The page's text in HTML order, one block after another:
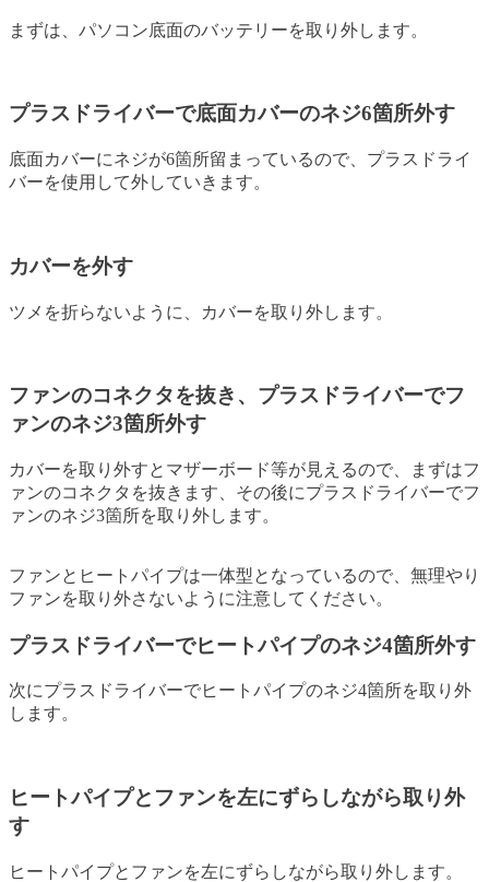
まずは、パソコン底面のバッテリーを取り外します。
プラスドライバーで底面カバーのネジ6箇所外す
底面カバーにネジが6箇所留まっているので、プラスドライ
バーを使用して外していきます。
カバーを外す
ツメを折らないように、カバーを取り外します。
ファンのコネクタを抜き、プラスドライバーでフ
ァンのネジ3箇所外す
カバーを取り外すとマザーボード等が見えるので、まずはフ
ァンのコネクタを抜きます、その後にプラスドライバーでフ
ァンのネジ3箇所を取り外します。
ファンとヒートパイプは一体型となっているので、無理やり
ファンを取り外さないように注意してください。
プラスドライバーでヒートパイプのネジ4箇所外す
次にプラスドライバーでヒートパイプのネジ4箇所を取り外
します。
ヒートパイプとファンを左にずらしながら取り外
す
ヒートパイプとファンを左にずらしながら取り外します。